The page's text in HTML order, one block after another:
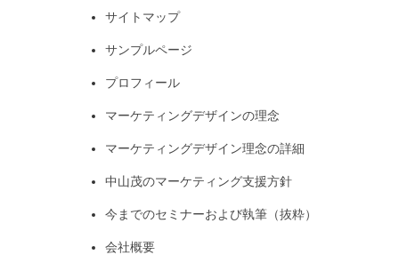
サイトマップ
サンプルページ
プロフィール
マーケティングデザインの理念
マーケティングデザイン理念の詳細
中山茂のマーケティング支援方針
今までのセミナーおよび執筆（抜粋）
会社概要